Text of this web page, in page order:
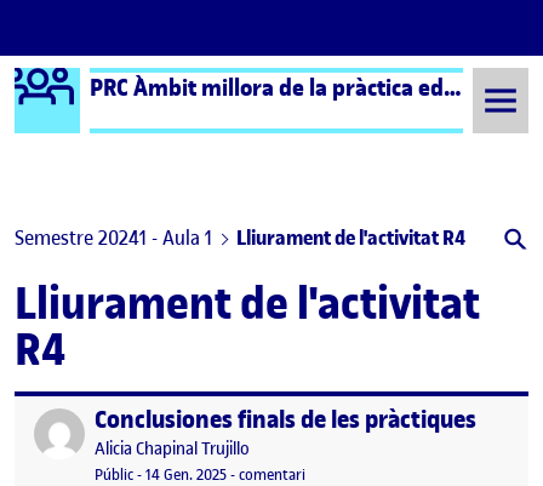
Saltar al contingut
Logo Ágora PRC Àmbit millora de la pràctica educativa (formal) – Aula 1
Semestre 20241 - Aula 1 Lliurament de l'activitat R4
Lliurament de l'activitat
R4
Publicat perConclusiones finals de les pràctiques
Publicat per
Alicia Chapinal Trujillo
Visibilitat:
Públic-Data de publicació
14 Gen. 202514 gener, 2025 9:38 pm
-comentariel Conclusiones finals de les